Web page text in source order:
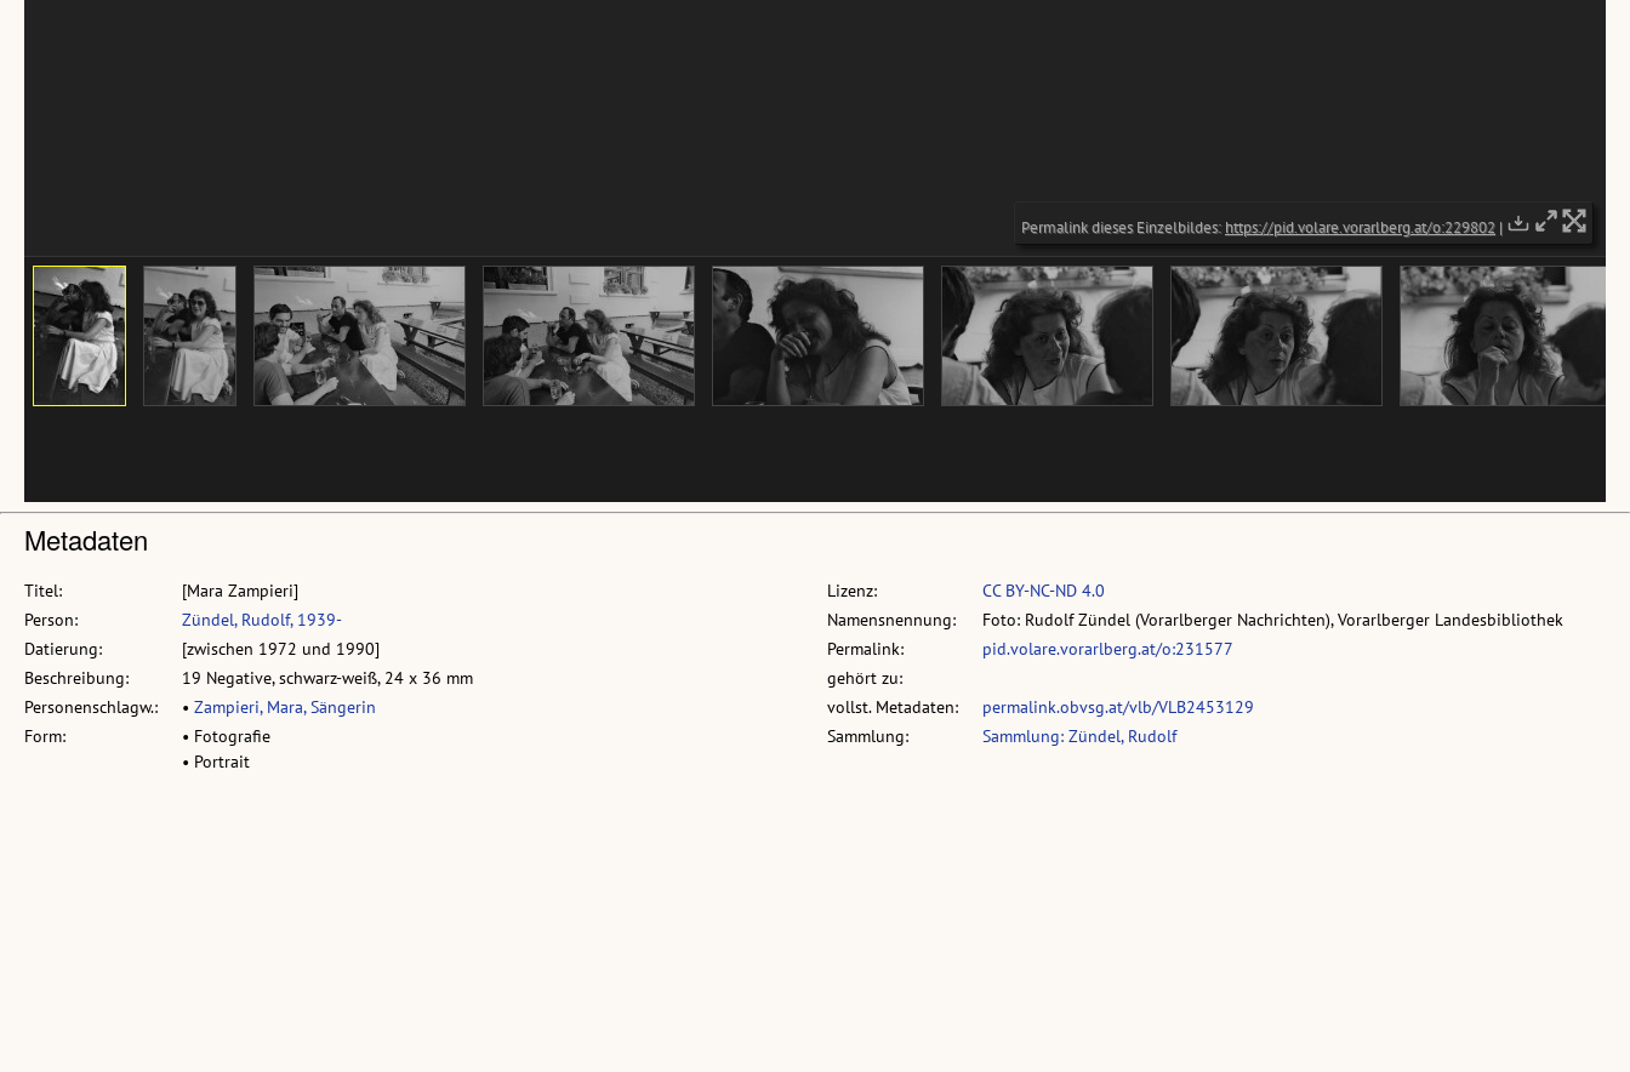
Metadaten
Titel:
[Mara Zampieri]
Person:
Zündel, Rudolf, 1939-
Datierung:
[zwischen 1972 und 1990]
Beschreibung:
19 Negative, schwarz-weiß, 24 x 36 mm
Personenschlagw.:
• Zampieri, Mara, Sängerin
Form:
• Fotografie
• Portrait
Lizenz:
CC BY-NC-ND 4.0
Namensnennung:
Foto: Rudolf Zündel (Vorarlberger Nachrichten), Vorarlberger Landesbibliothek
Permalink:
pid.volare.vorarlberg.at/o:231577
gehört zu:
vollst. Metadaten:
permalink.obvsg.at/vlb/VLB2453129
Sammlung:
Sammlung: Zündel, Rudolf